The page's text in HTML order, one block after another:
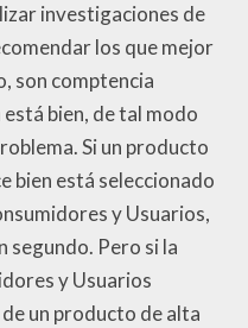
investigaciones de
los que mejor
son comptencia
bien, de tal modo
Si un producto
bien está seleccionado
y Usuarios,
segundo. Pero si la
y Usuarios
un producto de alta